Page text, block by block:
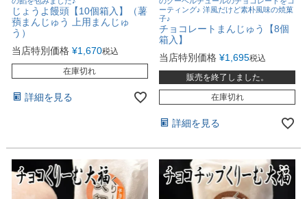
じょうよ饅頭【10個箱入】（薯
蕷まんじゅう 上用まんじゅ
う）
当店特別価格 ¥1,670税込
在庫切れ
詳細を見る
ーティング♪ 洋風だけど素朴風味の焼菓
子♪
チョコレートまんじゅう【8個
箱入】
当店特別価格 ¥1,695税込
販売を終了しました。
在庫切れ
詳細を見る